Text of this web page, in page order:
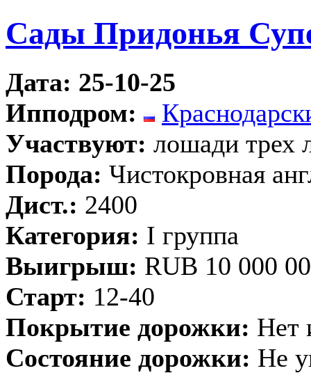
Сады Придонья
Дата: 25-10-25
Ипподром:
Участвуют: лошади трех
Порода: Чистокровная
Дист.: 2400
Категория: I группа
Выигрыш: RUB 10 000
Старт: 12-40
Покрытие дорожки: Нет
Состояние дорожки: Не